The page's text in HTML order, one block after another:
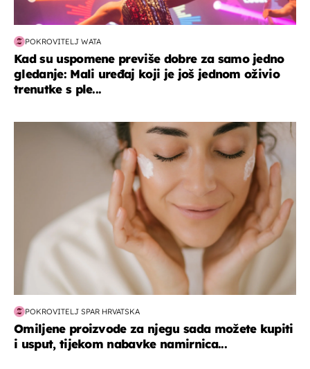
POKROVITELJ WATA
Kad su uspomene previše dobre za samo jedno
gledanje: Mali uređaj koji je još jednom oživio
trenutke s ple...
moda & ljepota
POKROVITELJ SPAR HRVATSKA
Omiljene proizvode za njegu sada možete kupiti
i usput, tijekom nabavke namirnica...